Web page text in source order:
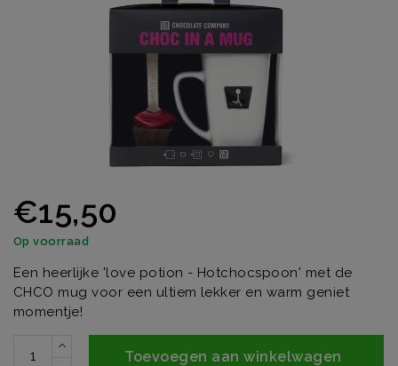
€15,50
Op voorraad
Een heerlijke 'love potion - Hotchocspoon' met de
CHCO mug voor een ultiem lekker en warm geniet
momentje!
Toevoegen aan winkelwagen